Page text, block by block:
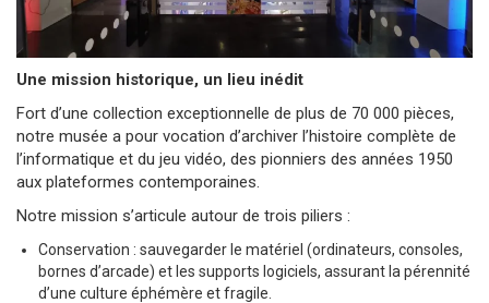
Une mission historique, un lieu inédit
Fort d’une collection exceptionnelle de plus de 70 000 pièces,
notre musée a pour vocation d’archiver l’histoire complète de
l’informatique et du jeu vidéo, des pionniers des années 1950
aux plateformes contemporaines.
Notre mission s’articule autour de trois piliers :
Conservation : sauvegarder le matériel (ordinateurs, consoles,
bornes d’arcade) et les supports logiciels, assurant la pérennité
d’une culture éphémère et fragile.